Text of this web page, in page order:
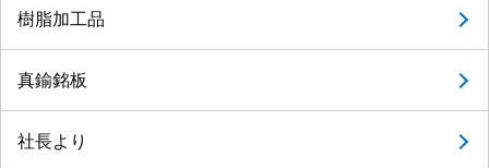
樹脂加工品
真鍮銘板
社長より